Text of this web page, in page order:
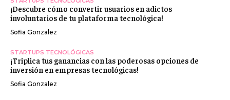
¡Descubre cómo convertir usuarios en adictos
involuntarios de tu plataforma tecnológica!
Sofia Gonzalez
STARTUPS TECNOLÓGICAS
¡Triplica tus ganancias con las poderosas opciones de
inversión en empresas tecnológicas!
Sofia Gonzalez